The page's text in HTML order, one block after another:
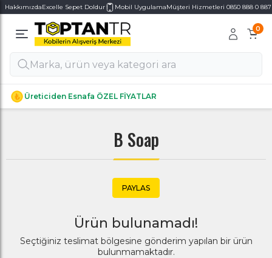
HakkımızdaExcelle Sepet Doldur Mobil UygulamaMüşteri Hizmetleri 0850 888 0 887
0
Üreticiden Esnafa ÖZEL FİYATLAR
Alt Kategoriler
Alt Kategoriler
B Soap
PAYLAS
Ürün bulunamadı!
Seçtiğiniz teslimat bölgesine gönderim yapılan bir ürün
bulunmamaktadır.